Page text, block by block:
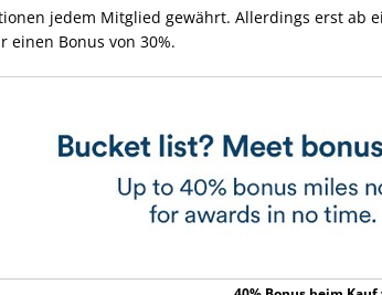
jedem Mitglied gewährt. Allerdings erst ab
einen Bonus von 30%.